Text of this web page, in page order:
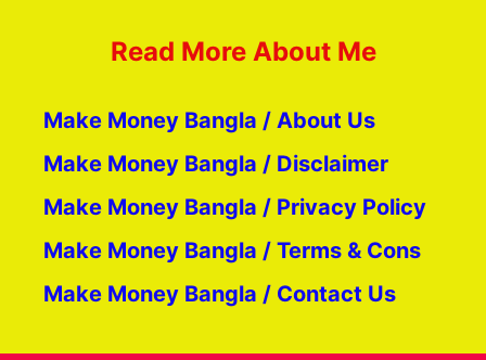
Read More About Me
Make Money Bangla / About Us
Make Money Bangla / Disclaimer
Make Money Bangla / Privacy Policy
Make Money Bangla / Terms & Cons
Make Money Bangla / Contact Us